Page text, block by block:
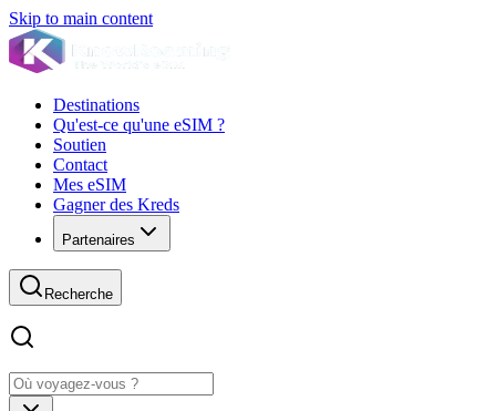
Skip to main content
Destinations
Qu'est-ce qu'une eSIM ?
Soutien
Contact
Mes eSIM
Gagner des Kreds
Partenaires
Recherche